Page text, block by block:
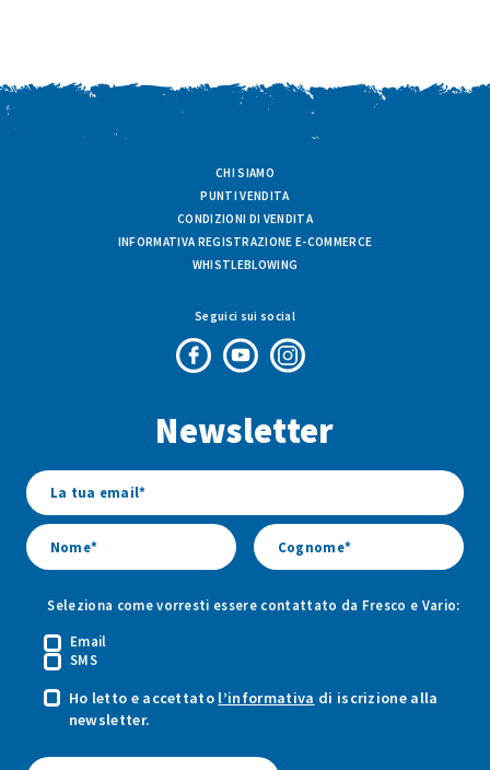
CHI SIAMO
PUNTI VENDITA
CONDIZIONI DI VENDITA
INFORMATIVA REGISTRAZIONE E-COMMERCE
WHISTLEBLOWING
Seguici sui social
di
di
di
Newsletter
Seleziona come vorresti essere contattato da Fresco e Vario:
Email
SMS
Ho letto e accettato l’informativa di iscrizione alla
newsletter.